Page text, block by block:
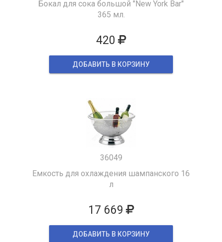
Бокал для сока большой "New York Bar"
365 мл.
420
ДОБАВИТЬ В КОРЗИНУ
36049
Емкость для охлаждения шампанского 16
л
17 669
ДОБАВИТЬ В КОРЗИНУ